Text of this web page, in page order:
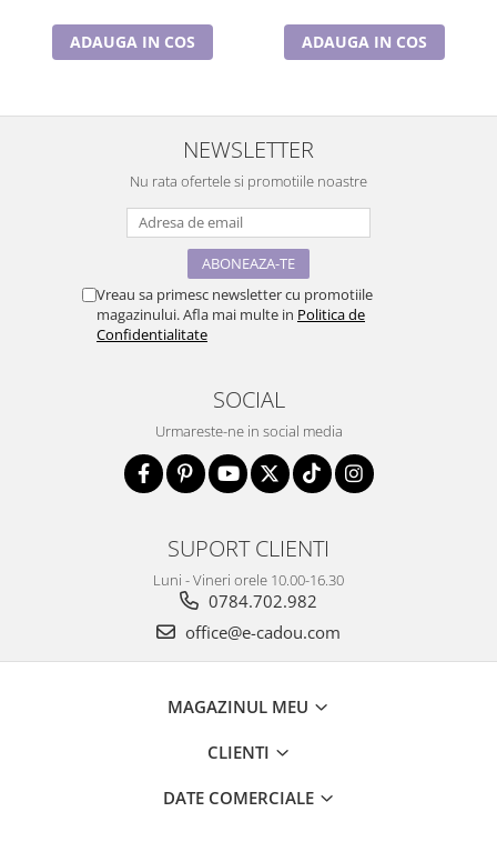
ADAUGA IN COS ADAUGA IN COS
NEWSLETTER
Nu rata ofertele si promotiile noastre
Vreau sa primesc newsletter cu promotiile
magazinului. Afla mai multe in Politica de
Confidentialitate
SOCIAL
Urmareste-ne in social media
SUPORT CLIENTI
Luni - Vineri orele 10.00-16.30
0784.702.982
office@e-cadou.com
MAGAZINUL MEU
CLIENTI
DATE COMERCIALE